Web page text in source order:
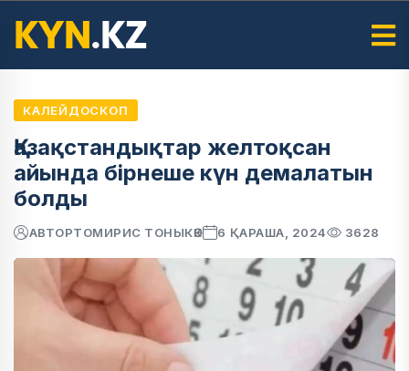
КАЛЕЙДОСКОП
Қазақстандықтар желтоқсан
айында бірнеше күн демалатын
болды
АВТОРТОМИРИС ТОНЫКӨК 6 ҚАРАША, 2024 3628